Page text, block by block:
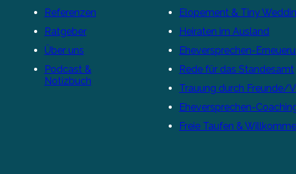
Referenzen
Ratgeber
Über uns
Podcast &
Notizbuch
Elopement & Tiny
Heiraten im Ausland
Eheversprechen-
Rede für das Standesamt
Trauung durch Freunde/
Eheversprechen-
Freie Taufen &